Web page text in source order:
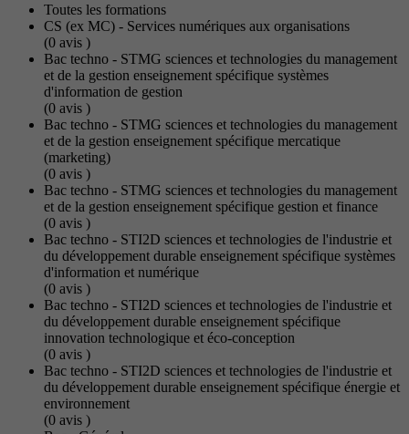
Toutes les formations
CS (ex MC) - Services numériques aux organisations
(0 avis )
Bac techno - STMG sciences et technologies du management
et de la gestion enseignement spécifique systèmes
d'information de gestion
(0 avis )
Bac techno - STMG sciences et technologies du management
et de la gestion enseignement spécifique mercatique
(marketing)
(0 avis )
Bac techno - STMG sciences et technologies du management
et de la gestion enseignement spécifique gestion et finance
(0 avis )
Bac techno - STI2D sciences et technologies de l'industrie et
du développement durable enseignement spécifique systèmes
d'information et numérique
(0 avis )
Bac techno - STI2D sciences et technologies de l'industrie et
du développement durable enseignement spécifique
innovation technologique et éco-conception
(0 avis )
Bac techno - STI2D sciences et technologies de l'industrie et
du développement durable enseignement spécifique énergie et
environnement
(0 avis )